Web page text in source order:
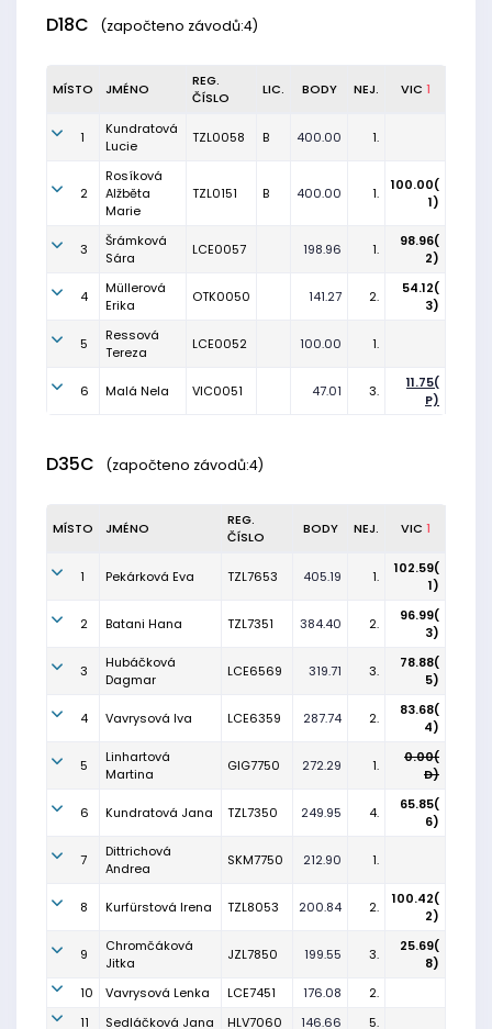
D18C (započteno závodů:4)
MÍSTO JMÉNO
REG.
ČÍSLO
LIC. BODY NEJ. VIC 1
1
Kundratová
Lucie
TZL0058 B 400.00 1.
2
Rosíková
Alžběta
Marie
TZL0151 B 400.00 1.
100.00(
1)
3
Šrámková
Sára
LCE0057 198.96 1.
98.96(
2)
4
Müllerová
Erika
OTK0050 141.27 2.
54.12(
3)
5
Ressová
Tereza
LCE0052 100.00 1.
6 Malá Nela VIC0051 47.01 3.
11.75(
P)
D35C (započteno závodů:4)
MÍSTO JMÉNO
REG.
ČÍSLO
BODY NEJ. VIC 1
1 Pekárková Eva TZL7653 405.19 1.
102.59(
1)
2 Batani Hana TZL7351 384.40 2.
96.99(
3)
3
Hubáčková
Dagmar
LCE6569 319.71 3.
78.88(
5)
4 Vavrysová Iva LCE6359 287.74 2.
83.68(
4)
5
Linhartová
Martina
GIG7750 272.29 1.
0.00(
D)
6 Kundratová Jana TZL7350 249.95 4.
65.85(
6)
7
Dittrichová
Andrea
SKM7750 212.90 1.
8 Kurfürstová Irena TZL8053 200.84 2.
100.42(
2)
9
Chromčáková
Jitka
JZL7850 199.55 3.
25.69(
8)
10
Vavrysová Lenka LCE7451 176.08
2.
11
Sedláčková Jana HLV7060 146.66 5.